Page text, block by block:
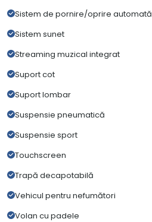
Sistem de pornire/oprire automată
Sistem sunet
Streaming muzical integrat
Suport cot
Suport lombar
Suspensie pneumatică
Suspensie sport
Touchscreen
Trapă decapotabilă
Vehicul pentru nefumători
Volan cu padele